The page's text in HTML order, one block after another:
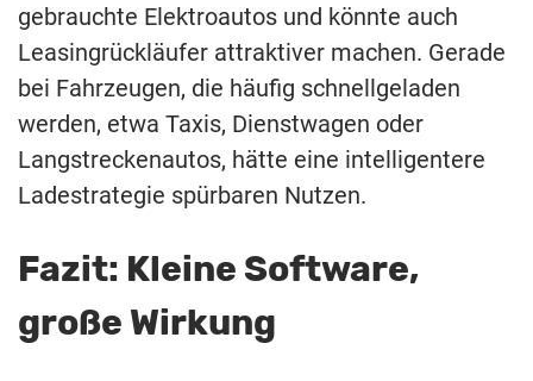
gebrauchte Elektroautos und könnte auch
Leasingrückläufer attraktiver machen. Gerade
bei Fahrzeugen, die häufig schnellgeladen
werden, etwa Taxis, Dienstwagen oder
Langstreckenautos, hätte eine intelligentere
Ladestrategie spürbaren Nutzen.
Fazit: Kleine Software,
große Wirkung